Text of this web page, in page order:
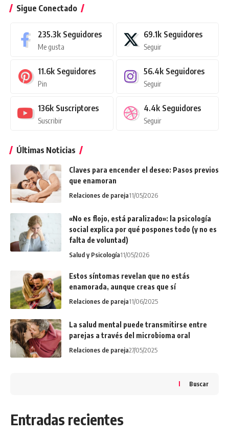
Sigue Conectado
235.3k Seguidores
Me gusta
69.1k Seguidores
Seguir
11.6k Seguidores
Pin
56.4k Seguidores
Seguir
136k Suscriptores
Suscribir
4.4k Seguidores
Seguir
Últimas Noticias
Claves para encender el deseo: Pasos previos
que enamoran
Relaciones de pareja11/05/2026
«No es flojo, está paralizado»: la psicología
social explica por qué pospones todo (y no es
falta de voluntad)
Salud y Psicología11/05/2026
Estos síntomas revelan que no estás
enamorada, aunque creas que sí
Relaciones de pareja11/06/2025
La salud mental puede transmitirse entre
parejas a través del microbioma oral
Relaciones de pareja27/05/2025
Buscar
Entradas recientes